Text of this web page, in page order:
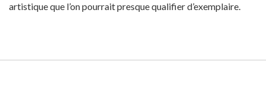
artistique que l’on pourrait presque qualifier d’exemplaire.